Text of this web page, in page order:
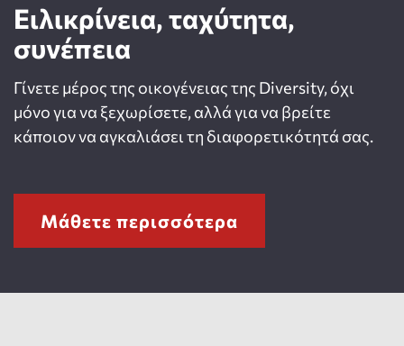
Ειλικρίνεια, ταχύτητα,
συνέπεια
Γίνετε μέρος της οικογένειας της Diversity, όχι
μόνο για να ξεχωρίσετε, αλλά για να βρείτε
κάποιον να αγκαλιάσει τη διαφορετικότητά σας.
Μάθετε περισσότερα